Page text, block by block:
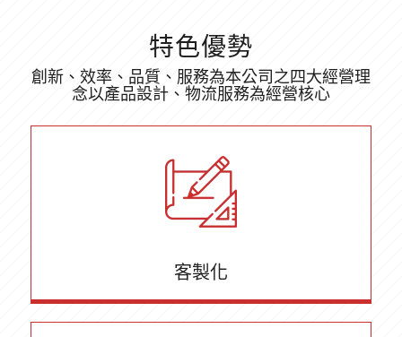
特色優勢
創新、效率、品質、服務為本公司之四大經營理
念以產品設計、物流服務為經營核心
客製化